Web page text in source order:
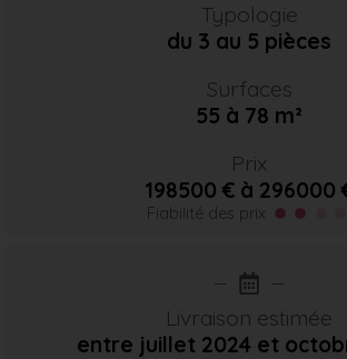
Typologie
du 3 au 5 pièces
Surfaces
55 à 78 m²
Prix
198500 € à 296000
Fiabilité des prix
Livraison estimée
entre juillet 2024 et